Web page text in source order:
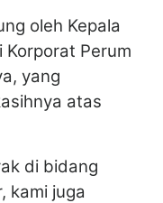
oleh Kepala
Korporat Perum
yang
atas
di bidang
kami juga